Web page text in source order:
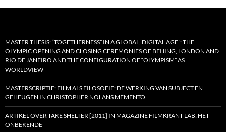
MASTER THESIS: “TOGETHERNESS” IN A GLOBAL, DIGITAL AGE”: THE
OLYMPIC OPENING AND CLOSING CEREMONIES OF BEIJING, LONDON AND
RIO DE JANEIRO AND THE CONFIGURATION OF “OLYMPISM” AS
WORLDVIEW
MASTERSCRIPTIE: FILM ALS FILOSOFIE: DE WERKING VAN SUBJECT EN
GEHEUGEN IN CHRISTOPHER NOLANS MEMENTO
ARTIKEL OVER TAKE SHELTER [2011] IN MAGAZINE FILMKRANT LAB: HET
ONBEKENDE